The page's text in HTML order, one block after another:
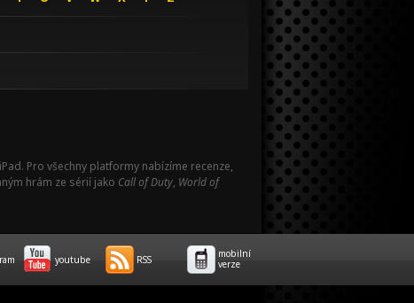
Pro všechny platformy nabízíme recenze,
hrám ze sérií jako Call of Duty, World of
youtube RSS
mobilní
verze